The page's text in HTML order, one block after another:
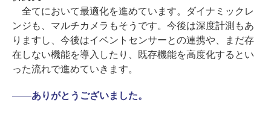
全てにおいて最適化を進めています。ダイナミックレ
ンジも、マルチカメラもそうです。今後は深度計測もあ
りますし、今後はイベントセンサーとの連携や、まだ存
在しない機能を導入したり、既存機能を高度化するとい
った流れで進めていきます。
――ありがとうございました。